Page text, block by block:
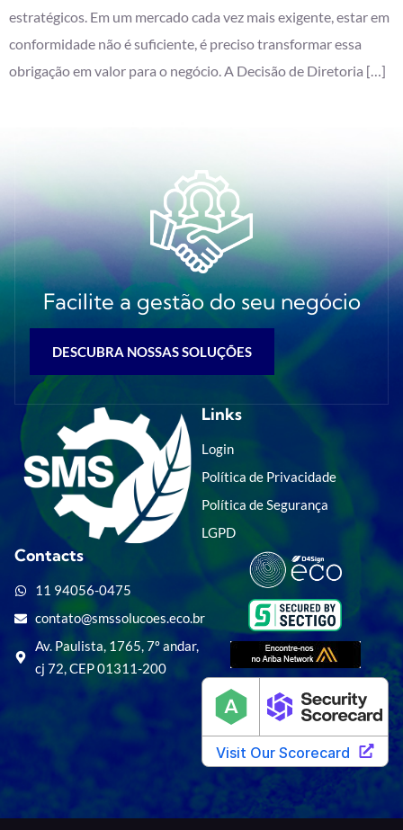
estratégicos. Em um mercado cada vez mais exigente, estar em
conformidade não é suficiente, é preciso transformar essa
obrigação em valor para o negócio. A Decisão de Diretoria […]
Facilite a gestão do seu negócio
DESCUBRA NOSSAS SOLUÇÕES
Links
Login
Política de Privacidade
Política de Segurança
LGPD
Contacts
11 94056-0475
contato@smssolucoes.eco.br
Av. Paulista, 1765, 7º andar,
cj 72, CEP 01311-200